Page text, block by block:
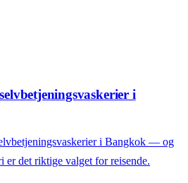
i
i Bangkok — og
er det riktige valget for reisende.